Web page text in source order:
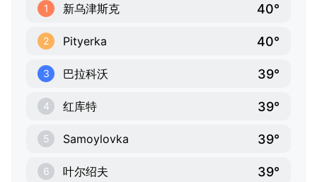
1 新乌津斯克 40°
2 Pityerka 40°
3 巴拉科沃 39°
4 红库特 39°
5 Samoylovka 39°
6 叶尔绍夫 39°